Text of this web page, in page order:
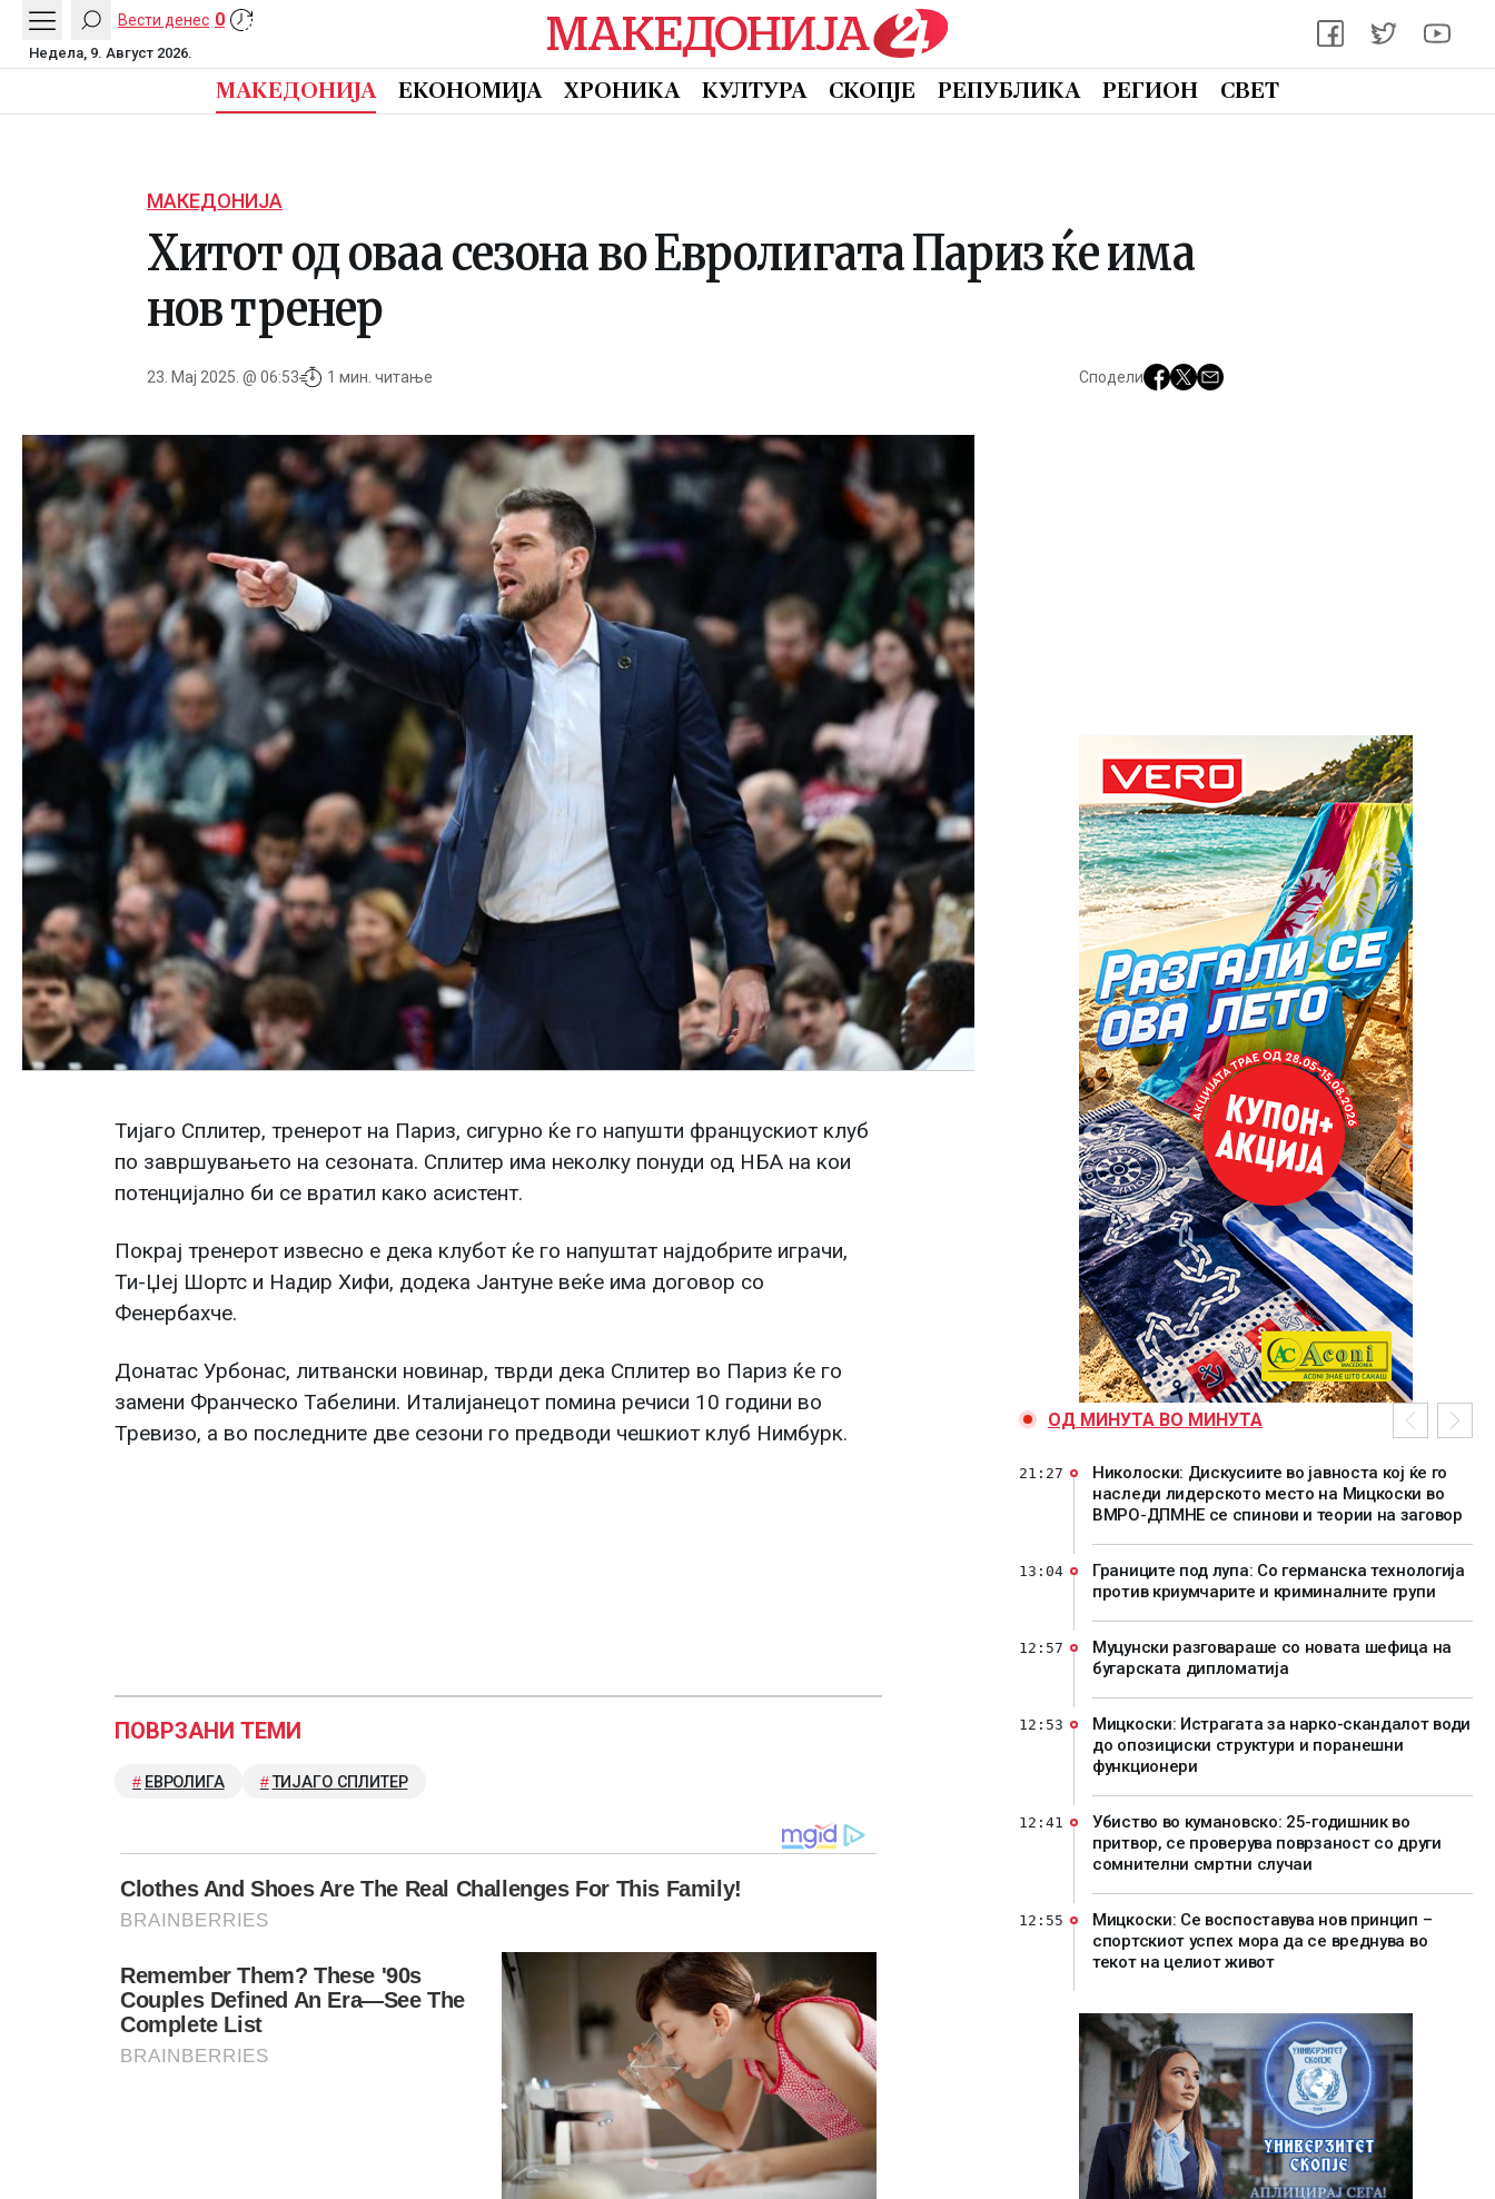
Вести денес 0
Недела, 9. Август 2026.
МАКЕДОНИЈА ЕКОНОМИЈА ХРОНИКА КУЛТУРА СКОПЈЕ РЕПУБЛИКА РЕГИОН СВЕТ
МАКЕДОНИЈА
Хитот од оваа сезона во Евролигата Париз ќе има
нов тренер
23. Мај 2025. @ 06:53 1 мин. читање Сподели
Тијаго Сплитер, тренерот на Париз, сигурно ќе го напушти францускиот клуб
по завршувањето на сезоната. Сплитер има неколку понуди од НБА на кои
потенцијално би се вратил како асистент.
Покрај тренерот извесно е дека клубот ќе го напуштат најдобрите играчи,
Ти-Џеј Шортс и Надир Хифи, додека Јантуне веќе има договор со
Фенербахче.
Донатас Урбонас, литвански новинар, тврди дека Сплитер во Париз ќе го
замени Франческо Табелини. Италијанецот помина речиси 10 години во
Тревизо, а во последните две сезони го предводи чешкиот клуб Нимбурк.
ПОВРЗАНИ ТЕМИ
ЕВРОЛИГА ТИЈАГО СПЛИТЕР
ОД МИНУТА ВО МИНУТА
Николоски: Дискусиите во јавноста кој ќе го
наследи лидерското место на Мицкоски во
ВМРО-ДПМНЕ се спинови и теории на заговор
21:27
Границите под лупа: Со германска технологија
против криумчарите и криминалните групи
13:04
Муцунски разговараше со новата шефица на
бугарската дипломатија
12:57
Мицкоски: Истрагата за нарко-скандалот води
до опозициски структури и поранешни
функционери
12:53
Убиство во кумановско: 25-годишник во
притвор, се проверува поврзаност со други
сомнителни смртни случаи
12:41
Мицкоски: Се воспоставува нов принцип –
спортскиот успех мора да се вреднува во
текот на целиот живот
12:55